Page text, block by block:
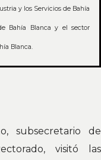
y los Servicios de Bahía
Bahía Blanca y el sector
Blanca.
subsecretario de
visitó las